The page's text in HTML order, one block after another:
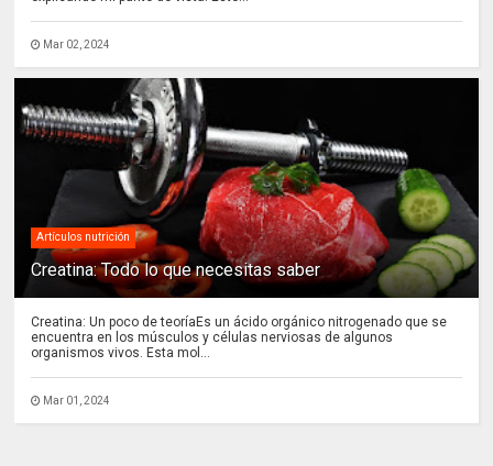
Mar 02, 2024
Artículos nutrición
Creatina: Todo lo que necesitas saber
Creatina: Un poco de teoríaEs un ácido orgánico nitrogenado que se
encuentra en los músculos y células nerviosas de algunos
organismos vivos. Esta mol...
Mar 01, 2024